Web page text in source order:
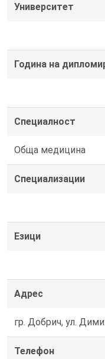
Университет
Година на
Специалност
Обща медицина
Специализации
Езици
Адрес
гр. Добрич, ул.
Телефон